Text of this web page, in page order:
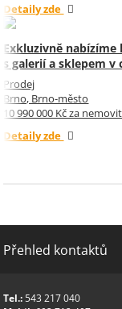
Detaily zde
Exkluzivně
s galerií a sklepem
Prodej
Brno, Brno-město
10 990 000 Kč za
Detaily zde
Přehled kontaktů
Tel.:543 217 040